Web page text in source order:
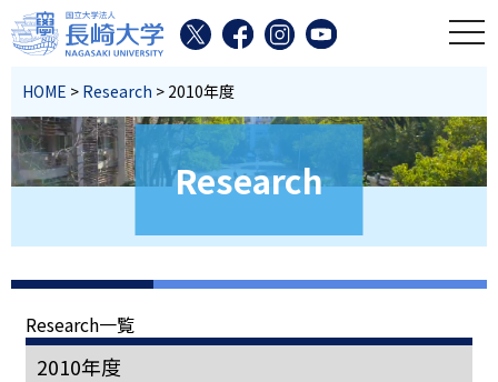
HOME > Research > 2010年度
Research
Research一覧
2010年度